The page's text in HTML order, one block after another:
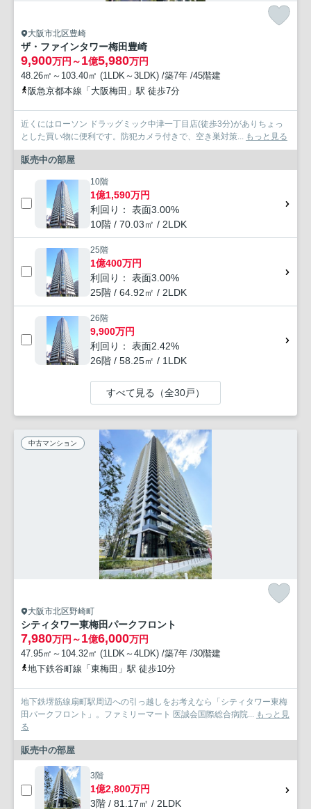
大阪市北区豊崎
ザ・ファインタワー梅田豊崎
9,900万円～1億5,980万円
48.26㎡～103.40㎡ (1LDK～3LDK) /築7年 /45階建
阪急京都本線「大阪梅田」駅 徒歩7分
近くにはローソン ドラッグミック中津一丁目店(徒歩3分)がありちょっ
とした買い物に便利です。防犯カメラ付きで、空き巣対策... もっと見る
販売中の部屋
10階
1億1,590万円
利回り： 表面3.00%
10階 / 70.03㎡ / 2LDK
25階
1億400万円
利回り： 表面3.00%
25階 / 64.92㎡ / 2LDK
26階
9,900万円
利回り： 表面2.42%
26階 / 58.25㎡ / 1LDK
すべて見る（全30戸）
中古マンション
大阪市北区野崎町
シティタワー東梅田パークフロント
7,980万円～1億6,000万円
47.95㎡～104.32㎡ (1LDK～4LDK) /築7年 /30階建
地下鉄谷町線「東梅田」駅 徒歩10分
地下鉄堺筋線扇町駅周辺への引っ越しをお考えなら「シティタワー東梅
田パークフロント」。ファミリーマート 医誠会国際総合病院... もっと見
る
販売中の部屋
3階
1億2,800万円
3階 / 81.17㎡ / 2LDK